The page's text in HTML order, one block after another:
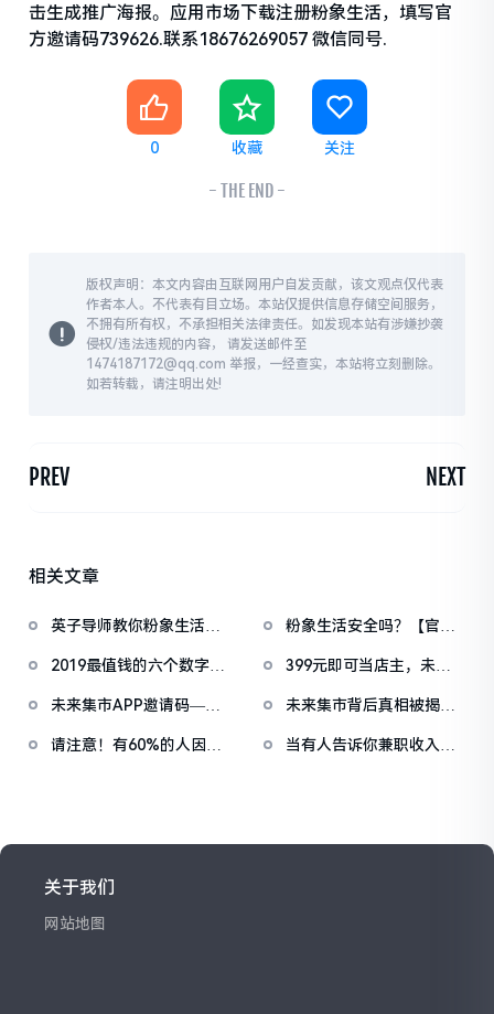
击生成推广海报。应用市场下载注册粉象生活，填写官
方邀请码739626.联系18676269057 微信同号.
0 收藏 关注
- THE END -
版权声明：本文内容由互联网用户自发贡献，该文观点仅代表
作者本人。不代表有目立场。本站仅提供信息存储空间服务，
不拥有所有权，不承担相关法律责任。如发现本站有涉嫌抄袭
侵权/违法违规的内容， 请发送邮件至
1474187172@qq.com 举报，一经查实，本站将立刻删除。
如若转载，请注明出处!
PREV NEXT
相关文章
英子导师教你粉象生活怎
日记的区别 英子导师
HTX982003，粉象生活邀
VIP，送万元推广大礼
粉象生活安全吗？【官】
705606
2019最值钱的六个数字：
定邀请码
399元即可当店主，未来
国纳斯达克上市
未来集市APP邀请码——
单!
未来集市背后真相被揭
惊天内幕
请注意！有60%的人因为
当有人告诉你兼职收入远
关于我们
网站地图